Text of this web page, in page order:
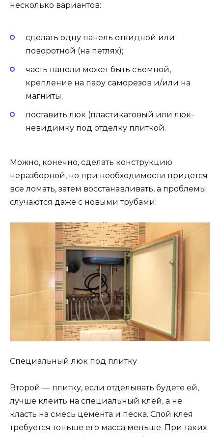
несколько вариантов:
сделать одну панель откидной или
поворотной (на петлях);
часть панели может быть съемной,
крепление на пару саморезов и/или на
магниты;
поставить люк (пластикатовый или люк-
невидимку под отделку плиткой.
Можно, конечно, сделать конструкцию
неразборной, но при необходимости придется
все ломать, затем восстанавливать, а проблемы
случаются даже с новыми трубами.
Специальный люк под плитку
Второй — плитку, если отделывать будете ей,
лучше клеить на специальный клей, а не
класть на смесь цемента и песка. Слой клея
требуется тоньше его масса меньше. При таких